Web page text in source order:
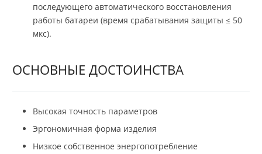
последующего автоматического восстановления
работы батареи (время срабатывания защиты ≤ 50
мкс).
ОСНОВНЫЕ ДОСТОИНСТВА
Высокая точность параметров
Эргономичная форма изделия
Низкое собственное энергопотребление